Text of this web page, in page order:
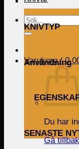
Sök
efter:
Varukorg /
Du har
Gå
KNIVTYP
Användning
SENASTE